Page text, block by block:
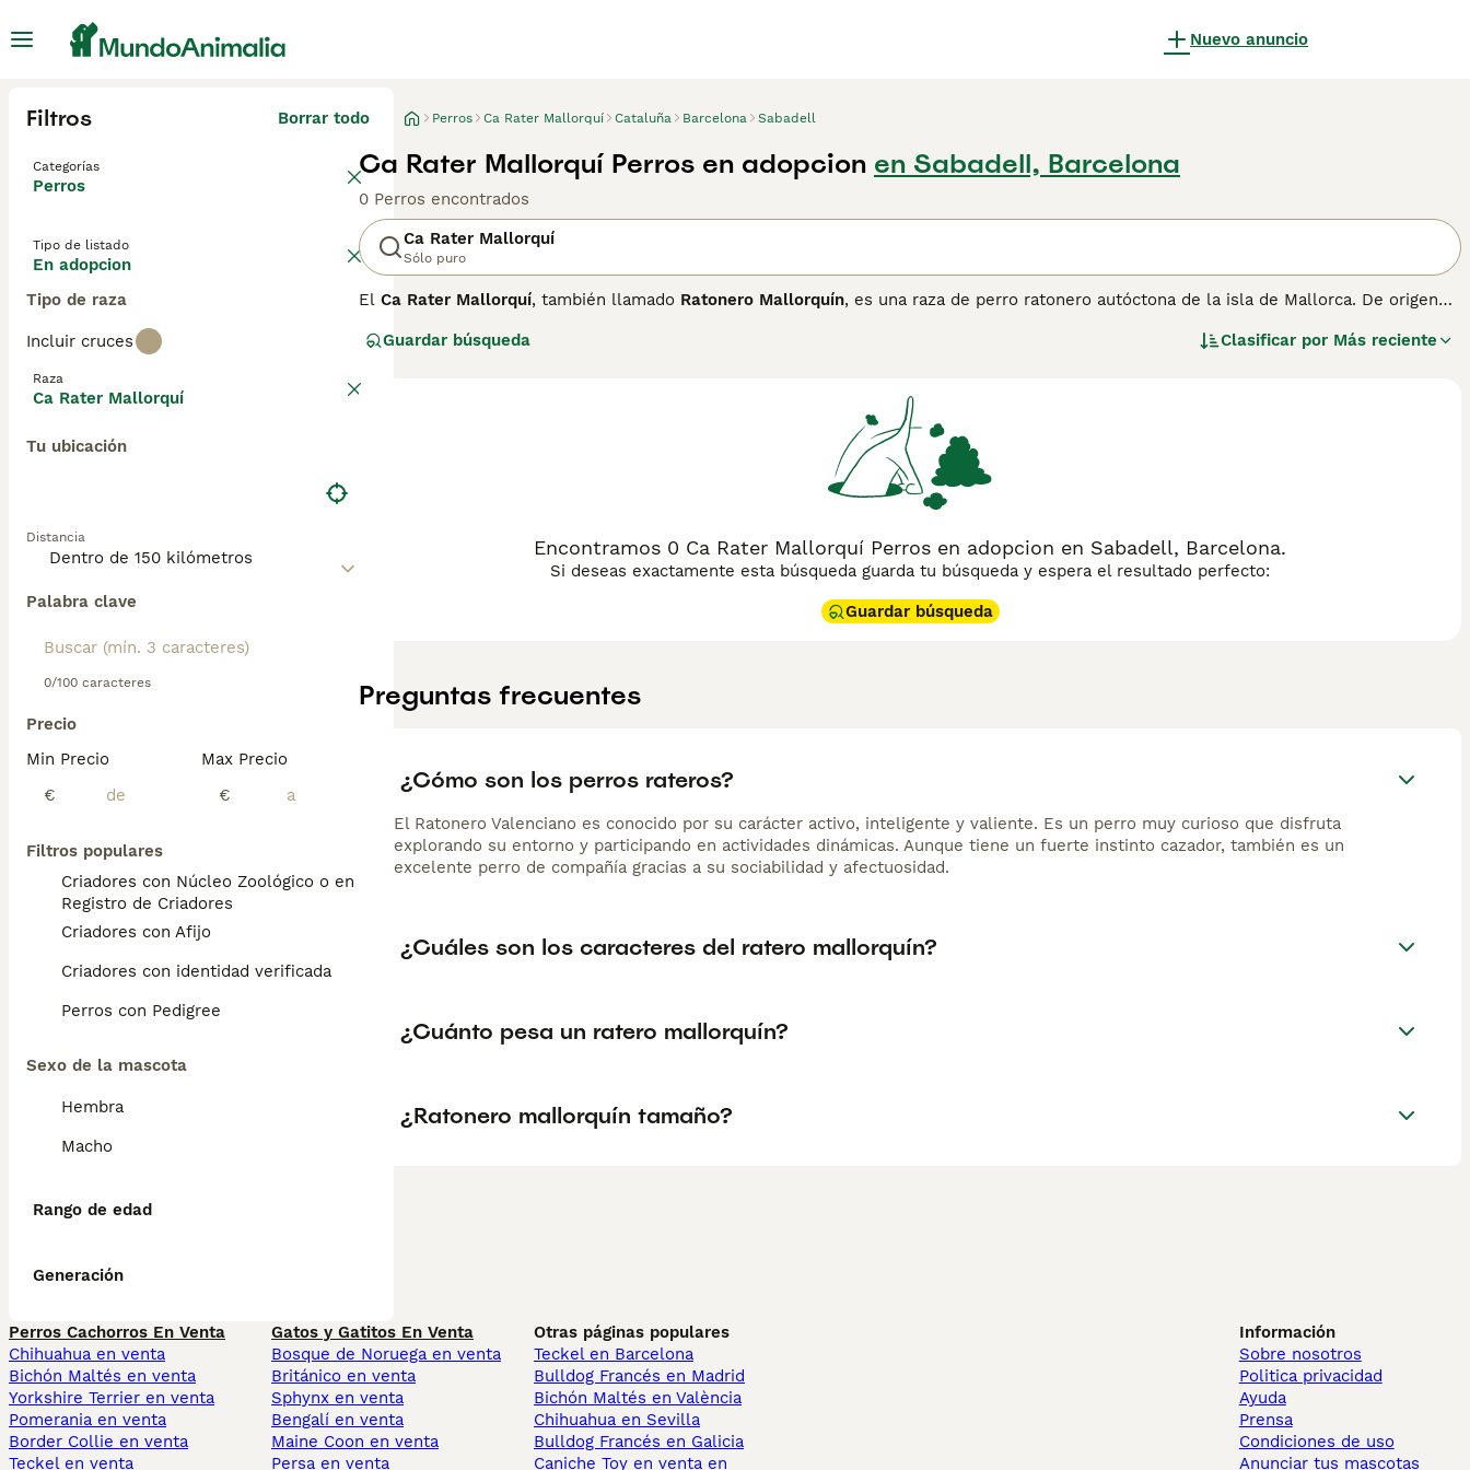
Nuevo anuncio
Filtros Borrar todo
Categorías
Perros
Tipo de listado
En adopcion
Tipo de raza
Incluir cruces
Raza
Ca Rater Mallorquí
Tu ubicación
Distancia
Palabra clave
0/100 caracteres
Precio
Min Precio
€
Max Precio
€
Filtros populares
Criadores con Núcleo Zoológico o en el
Registro de Criadores
Criadores con Afijo
Criadores con identidad verificada
Perros con Pedigree
Sexo de la mascota
Hembra
Macho
Rango de edad
Generación
Perros Ca Rater Mallorquí Cataluña Barcelona Sabadell
Ca Rater Mallorquí Perros en adopcion en Sabadell, Barcelona
0 Perros encontrados
Ca Rater Mallorquí
Sólo puro
El Ca Rater Mallorquí, también llamado Ratonero Mallorquín, es una raza de perro ratonero autóctona de la isla de Mallorca. De origen
Mallorquí fue durante generaciones el perro de trabajo por excelencia en las casas y granjas mallorquinas, especializado en la caza de
cuando la Real Sociedad Canina de España le otorgó reconocimiento provisional.
El Ca Rater Mallorquí es un perro pequeño, de constitución atlética y ágil, con un peso habitual de entre 3 y 5 kilogramos. Su cabeza es
fina y triangular, con orejas erectas o semierectas, ojos vivaces y un cuerpo compacto de musculatura definida. A pesar de su pequeño
tamaño, es un perro valiente, enérgico y de reacciones rápidas, con un instinto cazador muy pronunciado. En el hogar es afectuoso y leal
con su familia, aunque puede mostrarse reservado con desconocidos. Necesita socialización desde cachorro y ejercicio diario para
las Islas Baleares, lo que lo convierte en una raza autóctona de especial valor histórico y cultural.
Guardar búsqueda Clasificar por Más reciente
Encontramos 0 Ca Rater Mallorquí Perros en adopcion en Sabadell, Barcelona.
Si deseas exactamente esta búsqueda guarda tu búsqueda y espera el resultado perfecto:
Guardar búsqueda
Preguntas frecuentes
¿Cómo son los perros rateros?
El Ratonero Valenciano es conocido por su carácter activo, inteligente y valiente. Es un perro muy curioso que disfruta
explorando su entorno y participando en actividades dinámicas. Aunque tiene un fuerte instinto cazador, también es un
excelente perro de compañía gracias a su sociabilidad y afectuosidad.
¿Cuáles son los caracteres del ratero mallorquín?
¿Cuánto pesa un ratero mallorquín?
¿Ratonero mallorquín tamaño?
Perros Cachorros En Venta
Chihuahua en venta
Bichón Maltés en venta
Yorkshire Terrier en venta
Pomerania en venta
Border Collie en venta
Teckel en venta
Gatos y Gatitos En Venta
Bosque de Noruega en venta
Británico en venta
Sphynx en venta
Bengalí en venta
Maine Coon en venta
Persa en venta
Otras páginas populares
Teckel en Barcelona
Bulldog Francés en Madrid
Bichón Maltés en València
Chihuahua en Sevilla
Bulldog Francés en Galicia
Caniche Toy en venta en
Información
Sobre nosotros
Politica privacidad
Ayuda
Prensa
Condiciones de uso
Anunciar tus mascotas